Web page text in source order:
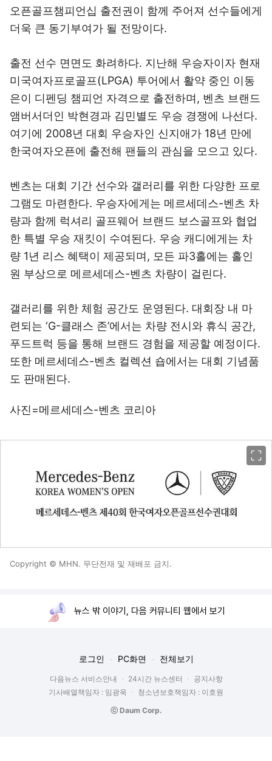
오픈골프챔피언십 출전권이 함께 주어져 선수들에게
더욱 큰 동기부여가 될 전망이다.
출전 선수 면면도 화려하다. 지난해 우승자이자 현재
미국여자프로골프(LPGA) 투어에서 활약 중인 이동
은이 디펜딩 챔피언 자격으로 출전하며, 벤츠 브랜드
앰버서더인 박현경과 김민별도 우승 경쟁에 나선다.
여기에 2008년 대회 우승자인 신지애가 18년 만에
한국여자오픈에 출전해 팬들의 관심을 모으고 있다.
벤츠는 대회 기간 선수와 갤러리를 위한 다양한 프로
그램도 마련한다. 우승자에게는 메르세데스-벤츠 차
량과 함께 럭셔리 골프웨어 브랜드 보스골프와 협업
한 특별 우승 재킷이 수여된다. 우승 캐디에게는 차
량 1년 리스 혜택이 제공되며, 모든 파3홀에는 홀인
원 부상으로 메르세데스-벤츠 차량이 걸린다.
갤러리를 위한 체험 공간도 운영된다. 대회장 내 마
련되는 ‘G-클래스 존’에서는 차량 전시와 휴식 공간,
푸드트럭 등을 통해 브랜드 경험을 제공할 예정이다.
또한 메르세데스-벤츠 컬렉션 숍에서는 대회 기념품
도 판매된다.
사진=메르세데스-벤츠 코리아
Copyright © MHN. 무단전재 및 재배포 금지.
뉴스 밖 이야기, 다음 커뮤니티 웹에서 보기
로그인 PC화면 전체보기
다음뉴스 서비스안내 24시간 뉴스센터
공지사항
기사배열책임자 : 임광욱
청소년보호책임자 : 이호원
ⓒ Daum Corp.